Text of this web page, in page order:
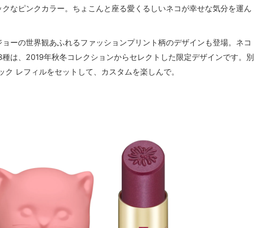
なピンクカラー。ちょこんと座る愛くるしいネコが幸せな気分を運ん
ーの世界観あふれるファッションプリント柄のデザインも登場。ネコ
は、2019年秋冬コレクションからセレクトした限定デザインです。別
ク レフィルをセットして、カスタムを楽しんで。